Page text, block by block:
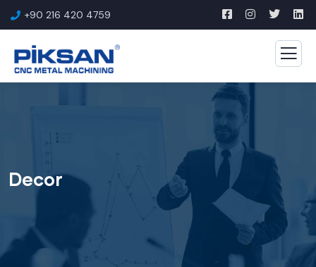
+90 216 420 4759
Decor